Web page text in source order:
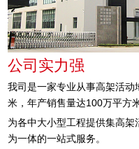
公司实力强
我司是一家专业从事高架活
米，年产销售量达100万平方
为各中大小型工程提供集高
为一体的一站式服务。